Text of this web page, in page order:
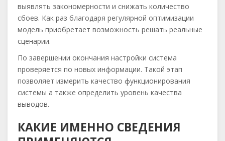
выявлять закономерности и снижать количество
сбоев. Как раз благодаря регулярной оптимизации
модель приобретает возможность решать реальные
сценарии.
По завершении окончания настройки система
проверяется по новых информации. Такой этап
позволяет измерить качество функционирования
системы а также определить уровень качества
выводов.
КАКИЕ ИМЕННО СВЕДЕНИЯ